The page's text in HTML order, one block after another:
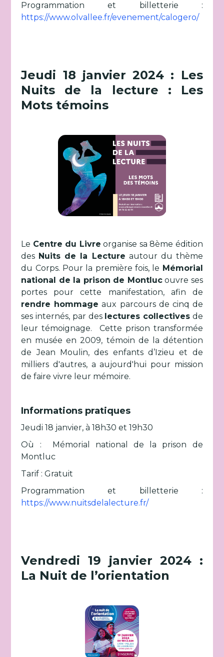
Programmation et billetterie :
https://www.olvallee.fr/evenement/calogero/
Jeudi 18 janvier 2024 : Les
Nuits de la lecture : Les
Mots témoins
Le Centre du Livre organise sa 8ème édition
des Nuits de la Lecture autour du thème
du Corps. Pour la première fois, le Mémorial
national de la prison de Montlucouvre ses
portes pour cette manifestation, afin de
rendre hommage aux parcours de cinq de
ses internés, par des lectures collectivesde
leur témoignage. Cette prison transformée
en musée en 2009, témoin de la détention
de Jean Moulin, des enfants d’Izieu et de
milliers d'autres, a aujourd'hui pour mission
de faire vivre leur mémoire.
Informations pratiques
Jeudi 18 janvier, à 18h30 et 19h30
Où : Mémorial national de la prison de
Montluc
Tarif : Gratuit
Programmation et billetterie :
https://www.nuitsdelalecture.fr/
Vendredi 19 janvier 2024 :
La Nuit de l’orientation